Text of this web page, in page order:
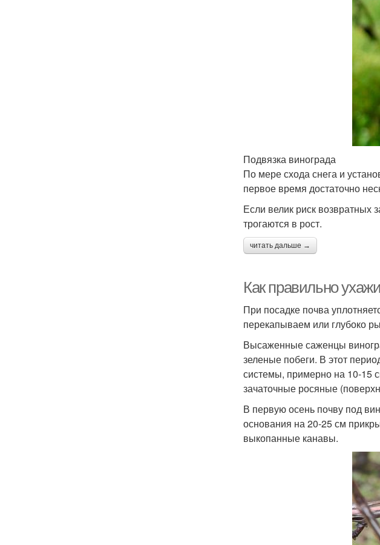
Подвязка винограда
По мере схода снега и
первое время достаточно
Если велик риск возвратных
трогаются в рост.
читать дальше →
Как правильно
При посадке почва
перекапываем или глубоко
Высаженные саженцы
зеленые побеги. В этот
системы, примерно на 10-15
зачаточные росяные
В первую осень почву под
основания на 20-25 см
выкопанные канавы.